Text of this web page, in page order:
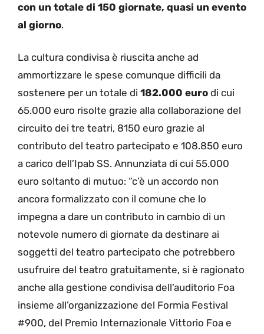
con un totale di 150 giornate, quasi un evento
al giorno.
La cultura condivisa è riuscita anche ad
ammortizzare le spese comunque difficili da
sostenere per un totale di 182.000 euro di cui
65.000 euro risolte grazie alla collaborazione del
circuito dei tre teatri, 8150 euro grazie al
contributo del teatro partecipato e 108.850 euro
a carico dell’Ipab SS. Annunziata di cui 55.000
euro soltanto di mutuo: “c’è un accordo non
ancora formalizzato con il comune che lo
impegna a dare un contributo in cambio di un
notevole numero di giornate da destinare ai
soggetti del teatro partecipato che potrebbero
usufruire del teatro gratuitamente, si è ragionato
anche alla gestione condivisa dell’auditorio Foa
insieme all’organizzazione del Formia Festival
#900, del Premio Internazionale Vittorio Foa e